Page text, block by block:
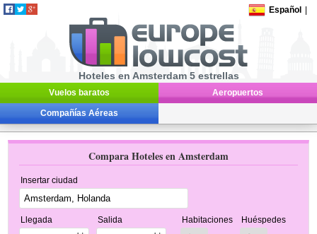
Español
Hoteles en Amsterdam 5 estrellas
Vuelos baratos Aeropuertos
Compañías Aéreas
Compara Hoteles en Amsterdam
Insertar ciudad
Llegada Salida Habitaciones Huéspedes